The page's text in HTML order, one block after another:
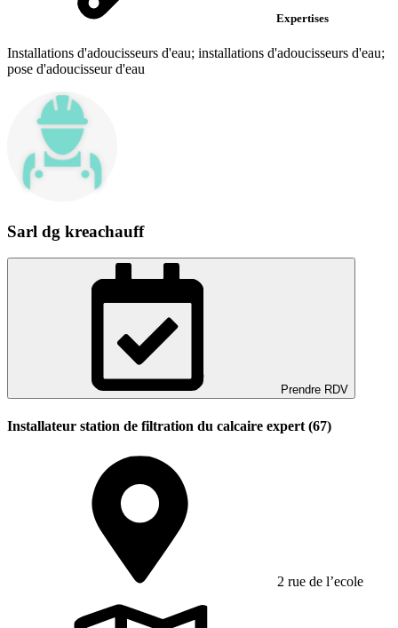
Expertises
Installations d'adoucisseurs d'eau; installations d'adoucisseurs d'eau;
pose d'adoucisseur d'eau
Sarl dg kreachauff
Prendre RDV
Installateur station de filtration du calcaire expert (67)
2 rue de l’ecole